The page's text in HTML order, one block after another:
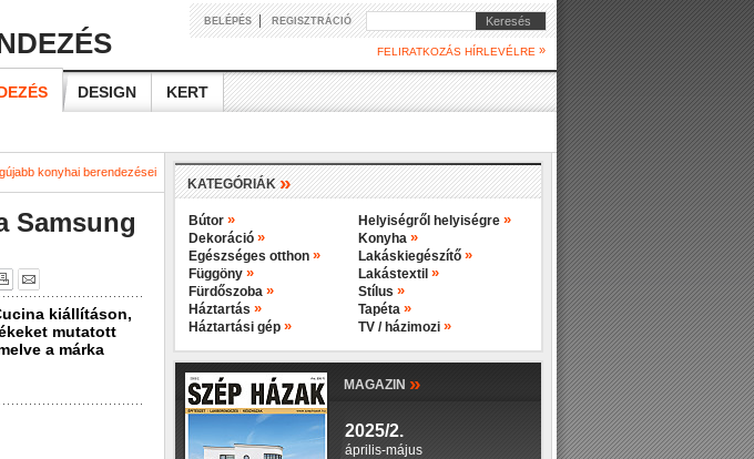
BELÉPÉS| REGISZTRÁCIÓ Keresés
FELIRATKOZÁS HÍRLEVÉLRE »
DESIGN KERT
konyhai berendezései
Samsung
kiállításon,
mutatott
a márka
KATEGÓRIÁK»
Bútor »
Dekoráció »
Egészséges otthon »
Függöny »
Fürdőszoba »
Háztartás »
Háztartási gép »
Helyiségről helyiségre »
Konyha »
Lakáskiegészítő »
Lakástextil »
Stílus »
Tapéta »
TV / házimozi »
MAGAZIN »
2025/2.
április-május